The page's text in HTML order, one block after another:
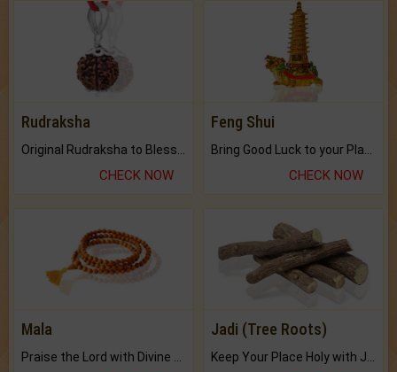
Rudraksha
CHECK NOW
Feng Shui
CHECK NOW
Mala
Praise the Lord with Divine Energies of Mala.
Jadi (Tree Roots)
Keep Your Place Holy with Jadi.